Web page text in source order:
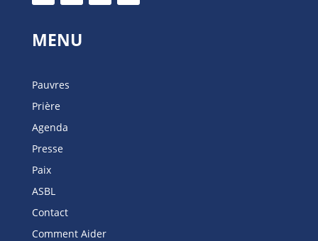
MENU
Pauvres
Prière
Agenda
Presse
Paix
ASBL
Contact
Comment Aider